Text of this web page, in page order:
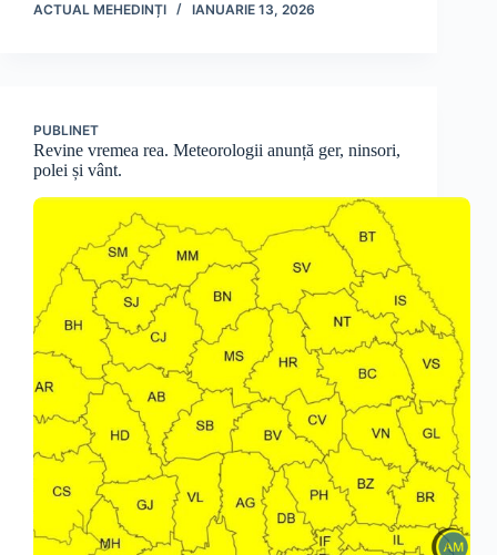
ACTUAL MEHEDINȚI IANUARIE 13, 2026
PUBLINET
Revine vremea rea. Meteorologii anunță ger, ninsori,
polei și vânt.